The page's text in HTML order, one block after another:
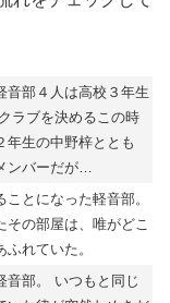
音部４人は高校３年生
ラブを決めるこの時
年生の中野梓ととも
ンバーだが…
とになった軽音部。
の部屋は、唯がどこ
れていた。
音部。 いつもと同じ